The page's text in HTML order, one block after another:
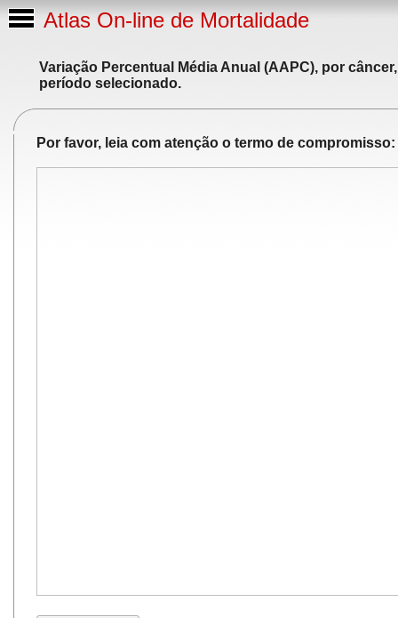
Atlas On-line de Mortalidade
Variação Percentual Média Anual (AAPC), por
período selecionado.
Por favor, leia com atenção o termo de compromisso: